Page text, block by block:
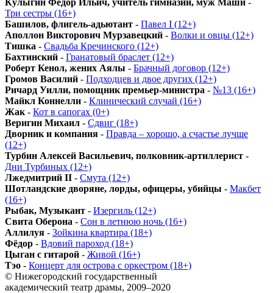
Три сестры (16+)
Башилов, флигель-адьютант - Павел I (12+)
Аполлон Викторович Мурзавецкий - Волки и овцы (12+)
Тишка - Свадьба Кречинского (12+)
Бахтинский - Гранатовый браслет (12+)
Роберт Кенол, жених Аялы - Брачный договор (12+)
Громов Василий - Подходцев и двое других (12+)
Ричард Уилли, помощник премьер-министра - №13 (16+)
Майкл Коннелли - Клинический случай (16+)
Жак - Кот в сапогах (0+)
Веригин Михаил - Сдвиг (18+)
Дворник и компания - Правда – хорошо, а счастье лучше
(12+)
Турбин Алексей Васильевич, полковник-артиллерист -
Дни Турбиных (12+)
Лжедмитрий II - Смута (12+)
Шотландские дворяне, лорды, офицеры, убийцы - Макбет
(16+)
Рыбак, Музыкант - Изергиль (12+)
Свита Оберона - Сон в летнюю ночь (16+)
Аллилуя - Зойкина квартира (18+)
Фёдор - Вдовий пароход (18+)
Цыган с гитарой - Живой (16+)
Тэо - Концерт для острова с оркестром (18+)
© Нижегородский государственный
академический театр драмы, 2009–2020